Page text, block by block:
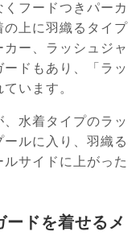
フードつきパーカ
の上に羽織るタイプ
ー、ラッシュジャ
ドもあり、「ラッ
います。
水着タイプのラッ
ルに入り、羽織る
サイドに上がった
ドを着せるメ